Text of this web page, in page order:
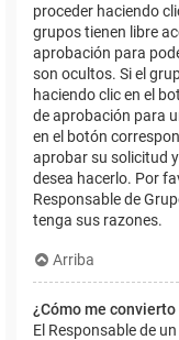
proceder haciendo
grupos tienen libre
aprobación para
son ocultos. Si el
haciendo clic en el
de aprobación para
en el botón
aprobar su solicitud
desea hacerlo. Por
Responsable de
tenga sus razones.
Arriba
¿Cómo me
El Responsable de